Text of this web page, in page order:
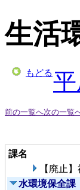
生活
もどる
前の一覧へ次の一覧
課名
【廃止
水環境保全課